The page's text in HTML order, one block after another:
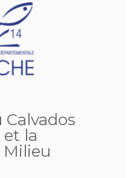
et la